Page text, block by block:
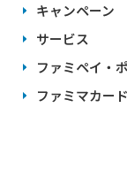
キャンペーン
サービス
ファミペイ・
ファミマカード